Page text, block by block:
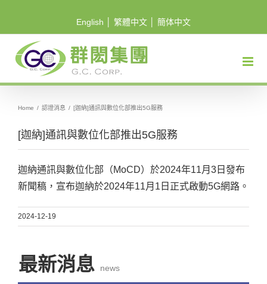
English 繁體中文 簡体中文
Home / 認證消息 / [迦納]通訊與數位化部推出5G服務
[迦納]通訊與數位化部推出5G服務
迦納通訊與數位化部（MoCD）於2024年11月3日發布
新聞稿，宣布迦納於2024年11月1日正式啟動5G網路。
2024-12-19
最新消息 news